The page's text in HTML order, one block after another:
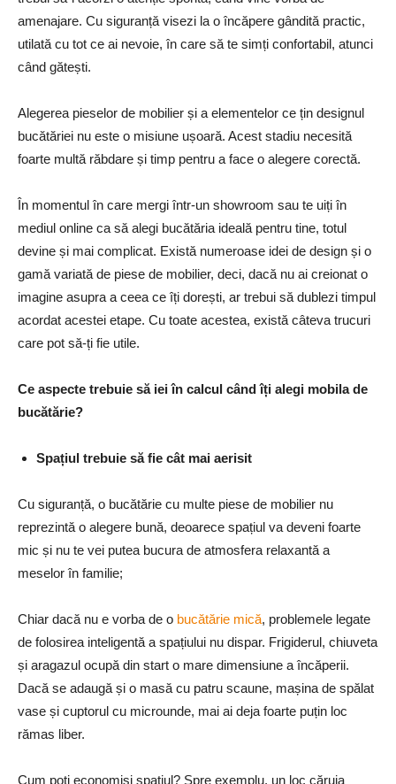
amenajare. Cu siguranță visezi la o încăpere gândită practic,
utilată cu tot ce ai nevoie, în care să te simți confortabil, atunci
când gătești.
Alegerea pieselor de mobilier și a elementelor ce țin designul
bucătăriei nu este o misiune ușoară. Acest stadiu necesită
foarte multă răbdare și timp pentru a face o alegere corectă.
În momentul în care mergi într-un showroom sau te uiți în
mediul online ca să alegi bucătăria ideală pentru tine, totul
devine și mai complicat. Există numeroase idei de design și o
gamă variată de piese de mobilier, deci, dacă nu ai creionat o
imagine asupra a ceea ce îți dorești, ar trebui să dublezi timpul
acordat acestei etape. Cu toate acestea, există câteva trucuri
care pot să-ți fie utile.
Ce aspecte trebuie să iei în calcul când îți alegi mobila de
bucătărie?
Spațiul trebuie să fie cât mai aerisit
Cu siguranță, o bucătărie cu multe piese de mobilier nu
reprezintă o alegere bună, deoarece spațiul va deveni foarte
mic și nu te vei putea bucura de atmosfera relaxantă a
meselor în familie;
Chiar dacă nu e vorba de o bucătărie mică, problemele legate
de folosirea inteligentă a spațiului nu dispar. Frigiderul, chiuveta
și aragazul ocupă din start o mare dimensiune a încăperii.
Dacă se adaugă și o masă cu patru scaune, mașina de spălat
vase și cuptorul cu microunde, mai ai deja foarte puțin loc
rămas liber.
Cum poți economisi spațiul? Spre exemplu, un loc căruia